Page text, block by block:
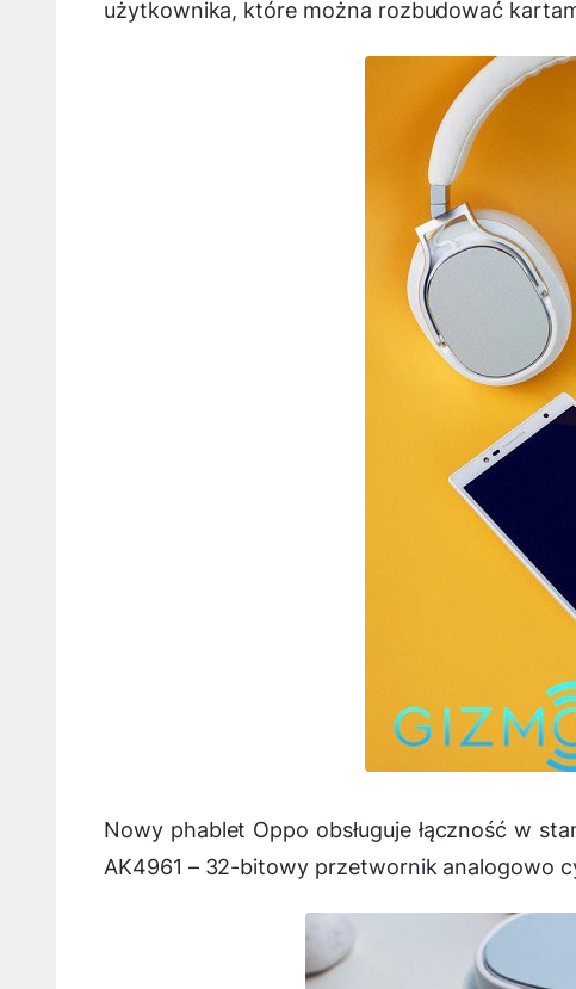
użytkownika, które można rozbudować
Nowy phablet Oppo obsługuje łączność w
AK4961 – 32-bitowy przetwornik analogowo